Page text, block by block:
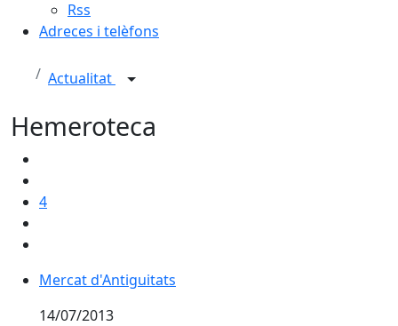
Rss
Adreces i telèfons
Actualitat
Hemeroteca
4
Mercat d'Antiguitats
14/07/2013